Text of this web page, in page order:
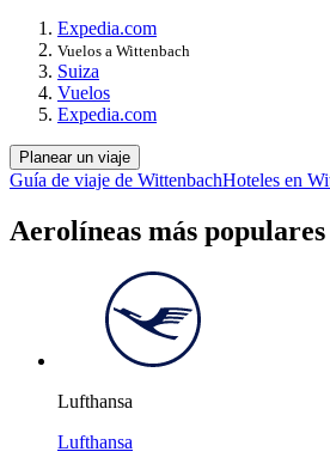
Expedia.com
Vuelos a Wittenbach
Suiza
Vuelos
Expedia.com
Planear un viaje
Guía de viaje de WittenbachHoteles en
Aerolíneas más
Lufthansa
Lufthansa